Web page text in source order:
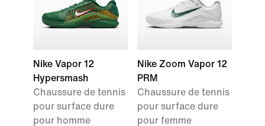
Nike Vapor 12
Hypersmash
Chaussure de tennis
pour surface dure
pour homme
Nike Zoom Vapor 12
PRM
Chaussure de tennis
pour surface dure
pour femme